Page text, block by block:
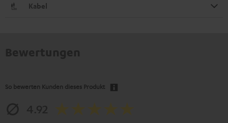
Kabel
So bewerten Kunden dieses Produkt